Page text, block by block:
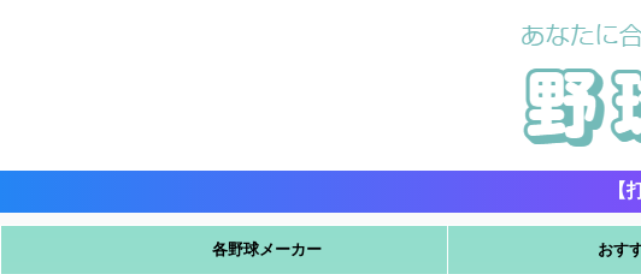
【
各野球メーカー おす